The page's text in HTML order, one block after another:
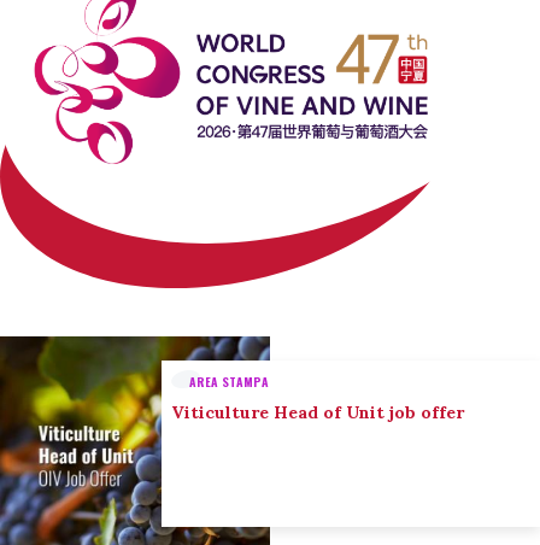
AREA STAMPA
Viticulture Head of Unit job offer